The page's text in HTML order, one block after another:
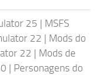
25 | MSFS
22 | Mods do
22 | Mods de
| Personagens do